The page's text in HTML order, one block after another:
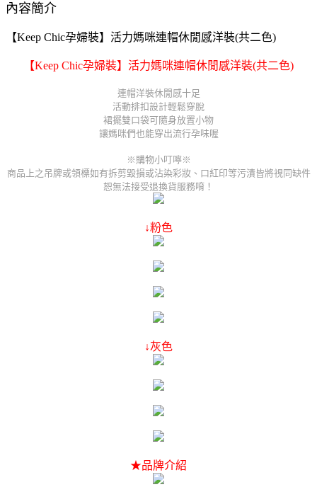
內容簡介
【Keep Chic孕婦裝】活力媽咪連帽休閒感洋裝(共二色)
【Keep Chic孕婦裝】活力媽咪連帽休閒感洋裝(共二色)
連帽洋裝休閒感十足
活動排扣設計輕鬆穿脫
裙擺雙口袋可隨身放置小物
讓媽咪們也能穿出流行孕味喔
※購物小叮嚀※
商品上之吊牌或領標如有拆剪毀損或沾染彩妝、口紅印等污漬皆將視同缺件
恕無法接受退換貨服務唷！
↓粉色
↓灰色
★品牌介紹